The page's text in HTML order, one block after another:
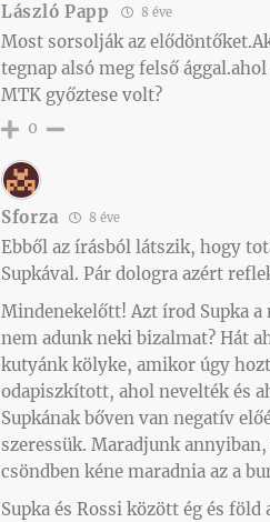
László Papp 8 éve
Most sorsolják az
tegnap alsó meg felső
MTK győztese volt?
0
Sforza 8 éve
Ebből az írásból látszik, hogy
Supkával. Pár dologra azért
Mindenekelőtt! Azt írod Supka
nem adunk neki bizalmat? Hát
kutyánk kölyke, amikor úgy
odapiszkított, ahol nevelték és
Supkának bőven van negatív
szeressük. Maradjunk
csöndben kéne maradnia az a
Supka és Rossi között ég és